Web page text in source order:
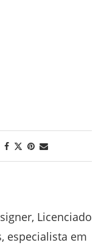
Licenciado
especialista em